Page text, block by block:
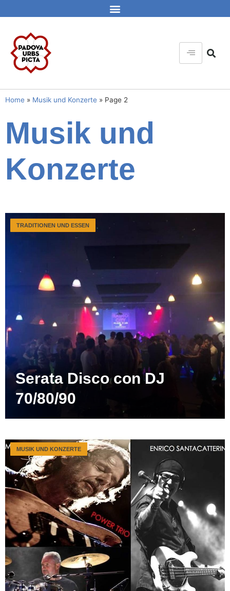
Home » Musik und Konzerte » Page 2
Musik und
Konzerte
Serata Disco con DJ
70/80/90
TRADITIONEN UND ESSEN
MUSIK UND KONZERTE